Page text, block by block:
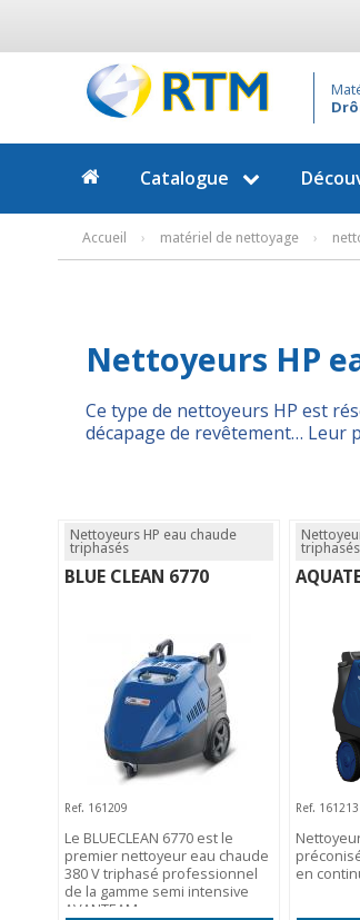
Catalogue
Accueil › matériel de nettoyage ›
Nettoyeurs HP
Ce type de nettoyeurs HP est
décapage de revêtement… Leur
Nettoyeurs HP eau chaude
triphasés
BLUE CLEAN 6770
Ref. 161209
Le BLUECLEAN 6770 est le
premier nettoyeur eau chaude
380 V triphasé professionnel
de la gamme semi intensive
AVANTEAM.
triphasés
Ref. 161213
en